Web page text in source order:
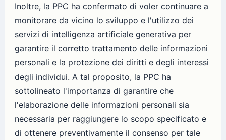
Inoltre, la PPC ha confermato di voler continuare a
monitorare da vicino lo sviluppo e l'utilizzo dei
servizi di intelligenza artificiale generativa per
garantire il corretto trattamento delle informazioni
personali e la protezione dei diritti e degli interessi
degli individui. A tal proposito, la PPC ha
sottolineato l'importanza di garantire che
l'elaborazione delle informazioni personali sia
necessaria per raggiungere lo scopo specificato e
di ottenere preventivamente il consenso per tale